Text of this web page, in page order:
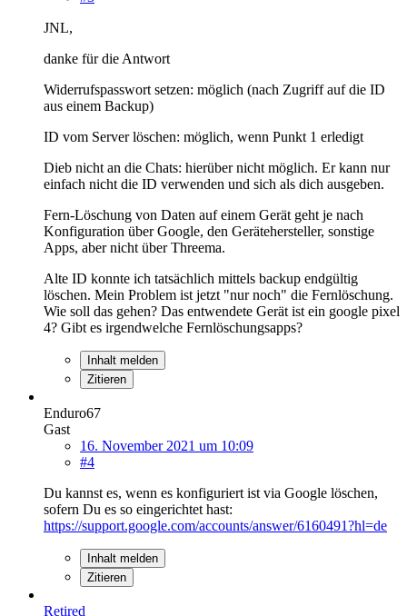
JNL,
danke für die Antwort
Widerrufspasswort setzen: möglich (nach Zugriff auf die ID
aus einem Backup)
ID vom Server löschen: möglich, wenn Punkt 1 erledigt
Dieb nicht an die Chats: hierüber nicht möglich. Er kann nur
einfach nicht die ID verwenden und sich als dich ausgeben.
Fern-Löschung von Daten auf einem Gerät geht je nach
Konfiguration über Google, den Gerätehersteller, sonstige
Apps, aber nicht über Threema.
Alte ID konnte ich tatsächlich mittels backup endgültig
löschen. Mein Problem ist jetzt "nur noch" die Fernlöschung.
Wie soll das gehen? Das entwendete Gerät ist ein google pixel
4? Gibt es irgendwelche Fernlöschungsapps?
Inhalt melden
Zitieren
Enduro67
Gast
16. November 2021 um 10:09
#4
Du kannst es, wenn es konfiguriert ist via Google löschen,
sofern Du es so eingerichtet hast:
https://support.google.com/accounts/answer/6160491?hl=de
Inhalt melden
Zitieren
Retired